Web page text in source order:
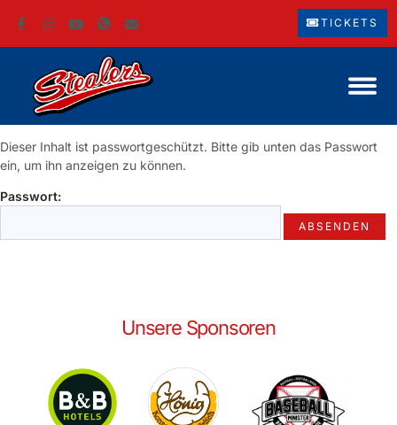
TICKETS
Dieser Inhalt ist passwortgeschützt. Bitte gib unten das Passwort
ein, um ihn anzeigen zu können.
Passwort:
Unsere Sponsoren